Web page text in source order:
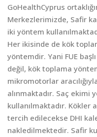
GoHealthCyprus
Merkezlerimizde, Safir
iki yöntem
Her ikisinde de kök
yöntemdir. Yani FUE
değil, kök toplama
mikromotorlar
alınmaktadır. Saç ekimi
kullanılmaktadır. Kökler
tercih edilecekse DHI
nakledilmektedir. Safir